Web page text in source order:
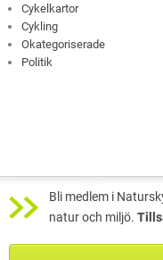
Cykelkartor
Cykling
Okategoriserade
Politik
Bli medlem i
natur och miljö.